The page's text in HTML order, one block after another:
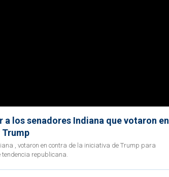
los senadores Indiana que votaron en
, votaron en contra de la iniciativa de Trump para
tendencia republicana.